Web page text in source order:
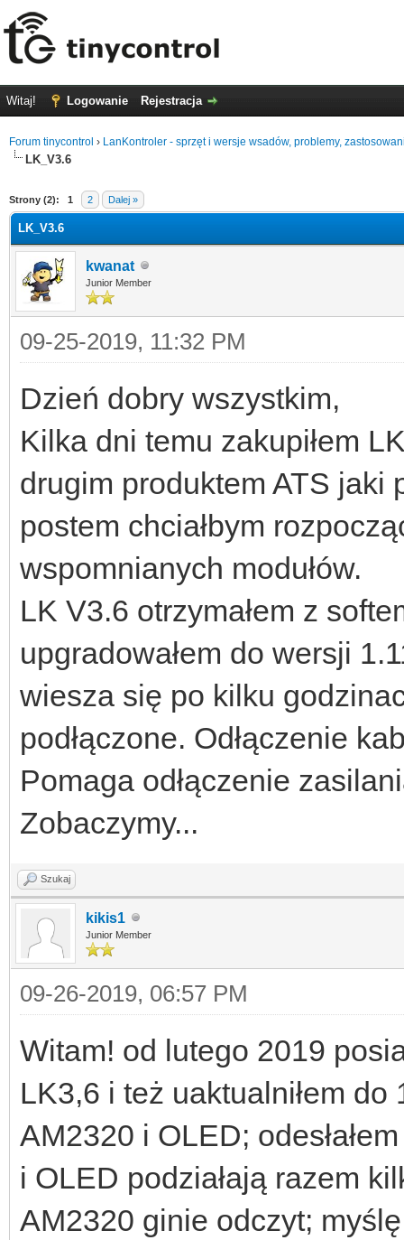
Witaj! Logowanie Rejestracja
Forum tinycontrol › LanKontroler - sprzęt i wersje wsadów, problemy,
LK_V3.6
Strony (2): 1 2 Dalej »
LK_V3.6
kwanat
Junior Member
09-25-2019, 11:32 PM
Dzień dobry wszystkim,
Kilka dni temu zakupiłem
drugim produktem ATS jaki
postem chciałbym
wspomnianych modułów.
LK V3.6 otrzymałem z
upgradowałem do wersji
wiesza się po kilku
podłączone. Odłączenie
Pomaga odłączenie
Zobaczymy...
Szukaj
kikis1
Junior Member
09-26-2019, 06:57 PM
Witam! od lutego 2019
LK3,6 i też uaktualniłem do
AM2320 i OLED;
i OLED podziałają razem
AM2320 ginie odczyt;